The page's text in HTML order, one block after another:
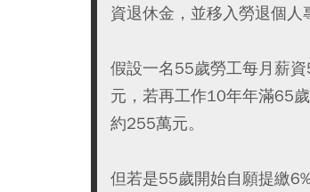
資退休金，並移入勞退個人
假設一名55歲勞工每月薪
元，若再工作10年年滿65
約255萬元。
但若是55歲開始自願提繳